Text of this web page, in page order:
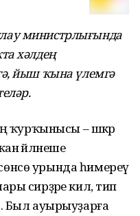
министрлығында
хәлдең
йыш ҡына үлемгә
ҡурҡынысы – шәкәр
әйләнеше
урында һимереү
сирҙәре килә, тип
Был ауырыуҙарға